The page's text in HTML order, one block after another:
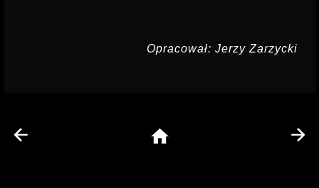
Opracował: Jerzy Zarzycki